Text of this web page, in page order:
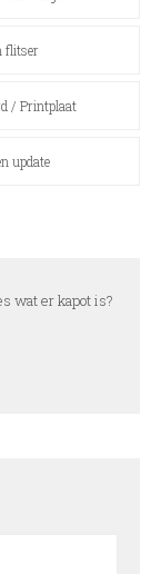
flitser
/ Printplaat
update
wat er kapot is?